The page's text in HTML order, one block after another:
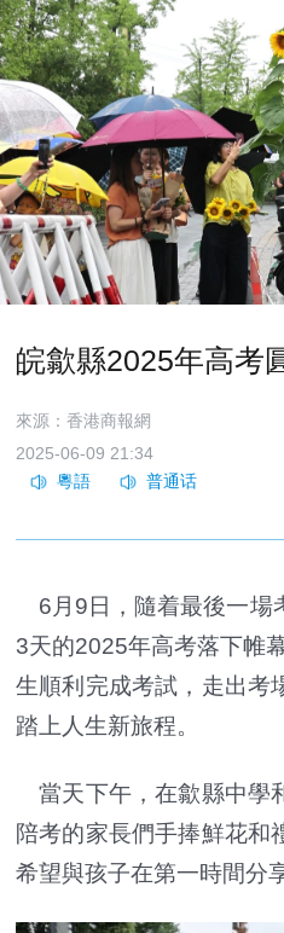
皖歙縣2025年高考
來源：香港商報網
2025-06-09 21:34
6月9日，隨着最後一場
3天的2025年高考落下帷
生順利完成考試，走出考
踏上人生新旅程。
當天下午，在歙縣中學
陪考的家長們手捧鮮花和
希望與孩子在第一時間分